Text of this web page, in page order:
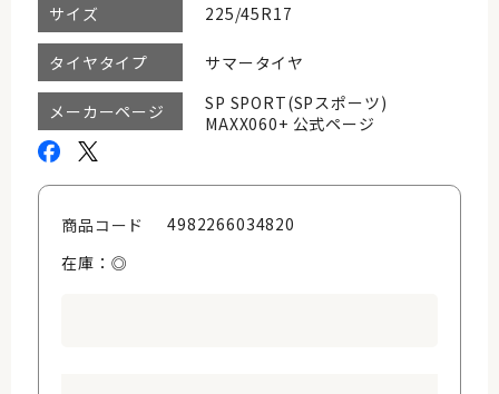
サイズ
225/45R17
タイヤタイプ サマータイヤ
メーカーページ
SP SPORT(SPスポーツ)
MAXX060+ 公式ページ
商品コード
4982266034820
在庫：◎